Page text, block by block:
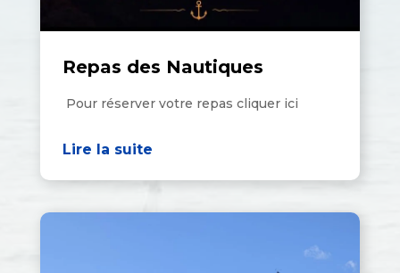
Repas des Nautiques
Pour réserver votre repas cliquer ici
Lire la suite